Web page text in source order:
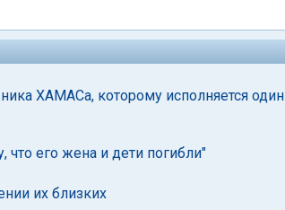
ХАМАСа, которому исполняется один
что его жена и дети погибли"
их близких